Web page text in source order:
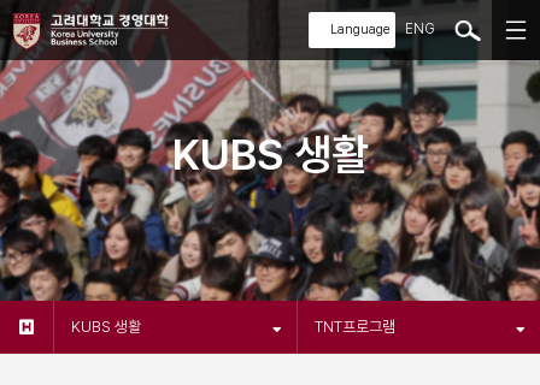
ENG
KUBS 생활
KUBS 생활 TNT프로그램